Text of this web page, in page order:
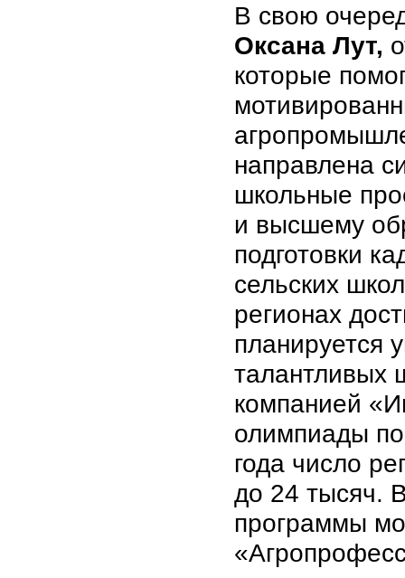
В свою
Оксана Лут,
которые
направлена
школьные
и высшему
подготовки
сельских
регионах
планируется
талантливых
компанией
олимпиады по
года число
до 24 тысяч.
программы